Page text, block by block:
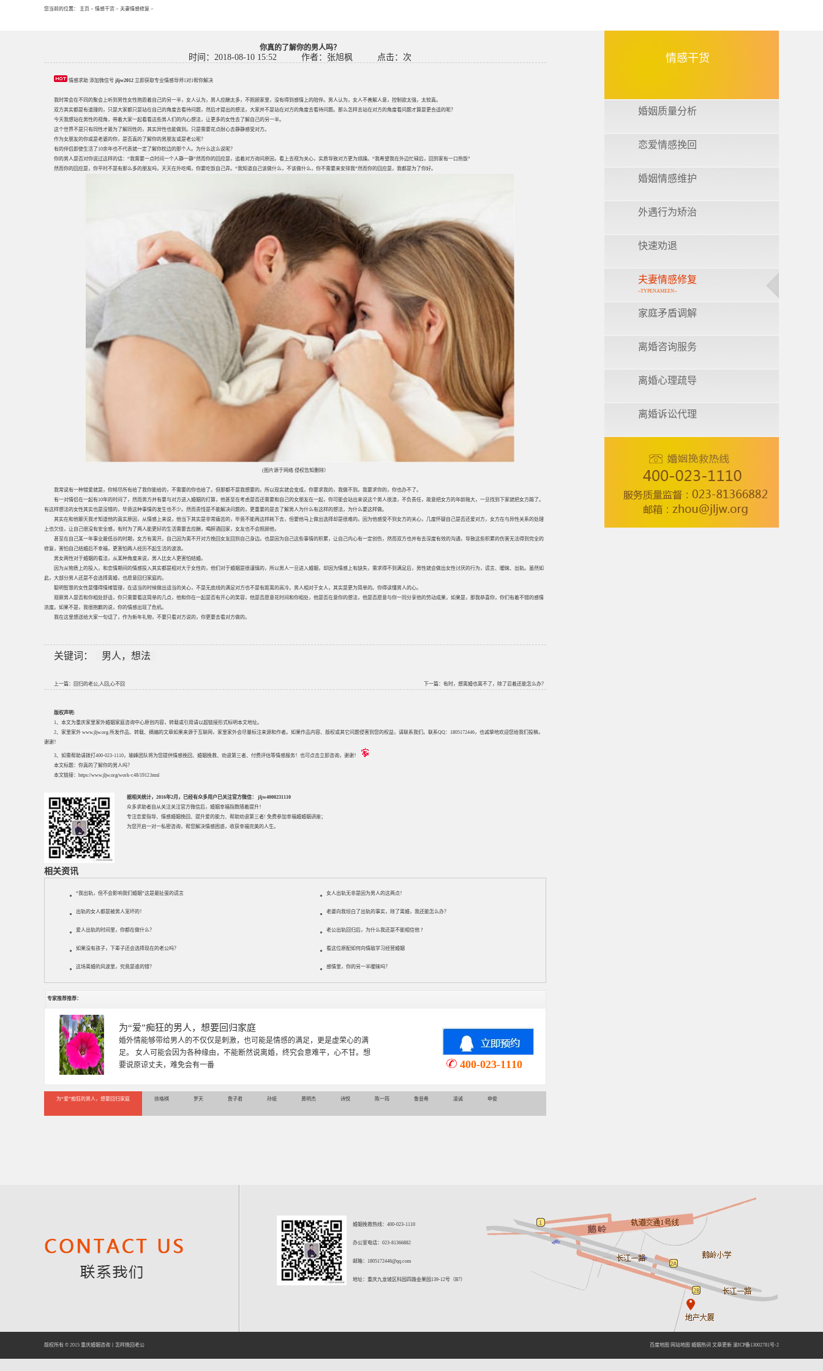
您当前的位置： 主页 > 情感干货 > 夫妻情感修复 >
你真的了解你的男人吗？
时间：2018-08-10 15:52 作者：张旭枫 点击： 次
情感求助 添加微信号 jljw2012 立即获取专业情感导师1对1帮你解决
我时常会在不同的聚会上听到男性女性抱怨着自己的另一半，女人认为，男人应酬太多，不照顾家里，没有得到感情上的陪伴。男人认为，女人不善解人意，控制欲太强，太较真。
双方其实都是有道理的，只是大家都只是站在自己的角度去看待问题，然后才提出的想法，大家并不是站在对方的角度去看待问题。那么怎样去站在对方的角度看问题才算是更合适的呢？
今天我想站在男性的视角，带着大家一起看看这些男人们的内心想法，让更多的女性去了解自己的另一半。
这个世界不是只有同性才最为了解同性的，其实异性也能做到。只是需要花点耐心去静静感受对方。
作为女朋友的你或是老婆的你，是否真的了解你的男朋友或是老公呢？
有的伴侣即使生活了10余年也不代表就一定了解你枕边的那个人。为什么这么说呢？
你的男人是否对你说过这样的话：“我需要一点时间一个人静一静”然而你的回应是，追着对方询问原因，看上去视为关心，实质导致对方更为烦躁。“我希望我在外边忙碌后，回到家有一口热饭”
然而你的回应是，你平时不是有那么多的朋友吗，天天在外吃喝，你要吃饭自己弄。“我知道自己该做什么，不该做什么，你不需要来安排我”然而你的回应是，我都是为了你好。
(图片源于网络 侵权告知删除）
我常说有一种错爱就是，你倾尽所有给了我你能给的，不需要的你也给了。但那都不是我想要的。所以现实就会变成，你要求我的，我做不到。我要求你的，你也办不了。
有一对情侣在一起有10年的时间了，然而男方并有要与对方进入婚姻的打算，他甚至在考虑是否还需要和自己的女朋友在一起，你可能会站出来说这个男人很渣，不负责任，故意把女方的年龄拖大，一旦找到下家就把女方踢了。
有这样想法的女性其实也是没错的，毕竟这种事情的发生也不少。然而责怪是不能解决问题的，更重要的是去了解男人为什么有这样的想法，为什么要这样做。
其实在和他聊天我才知道他的真实原因，从情感上来说，他当下其实是非常痛苦的，毕竟不能再这样耗下去，但要他马上做出选择却是很难的。因为他感受不到女方的关心，几度怀疑自己是否还爱对方，女方在与异性关系的处理
上也欠佳，让自己很没有安全感，有时为了两人能更好的生活需要去应酬，喝醉酒回家，女友也不会照顾他，
甚至在自己某一年事业最低谷的时期，女方有离开。自己因为离不开对方挽回女友回到自己身边。也是因为自己这些事情的积累，让自己内心有一定创伤，然而双方也并有去深度有效的沟通，导致这些积累的伤害无法得到完全的
修复，害怕自己结婚后不幸福，更害怕两人经历不起生活的波浪。
男女两性对于婚姻的看法，从某种角度来说，男人比女人更害怕结婚。
因为从物质上的投入，和恋情期间的情感投入其实都是相对大于女性的，他们对于婚姻是很谨慎的，所以男人一旦进入婚姻，却因为情感上有缺失，需求得不到满足后，男性就会做出女性讨厌的行为，谎言、暧昧、出轨。虽然如
此，大部分男人还是不会选择离婚，也愿意回归家庭的。
聪明智慧的女性是懂得情绪管理，在适当的时候做出适当的关心，不是无底线的满足对方也不是有距离的高冷。男人相对于女人，其实是更为简单的。你得读懂男人的心。
观察男人是否和你相处舒适，你只需要看这简单的几点，他和你在一起是否有开心的笑容，他是否愿意花时间和你相处，他是否在意你的想法，他是否愿意与你一同分享他的劳动成果，如果是，那我恭喜你，你们有着不错的感情
浓度。如果不是，我很抱歉的说，你的情感出现了危机。
我在这里想送给大家一句话了，作为新年礼物，不要只看对方说的，你更要去看对方做的。
关键词： 男人，想法
上一篇： 回归的老公,人回,心不回 下一篇： 有时，想离婚也离不了，除了忍着还能怎么办？
版权声明:
1、本文为重庆家里家外婚姻家庭咨询中心原创内容，转载或引用请以超链接形式标明本文地址。
2、家里家外 www.jljw.org 所发作品、转载、摘编的文章如果来源于互联网，家里家外会尽量标注来源和作者。如果作品内容、版权或其它问题侵害到您的权益，请联系我们。联系QQ：1805172446，也诚挚地欢迎您给我们投稿，
谢谢！
3、如需帮助请拨打400-023-1110，瑜峰团队将为您提供情感挽回、婚姻挽救、劝退第三者、付费评估等情感服务！也可点击立即咨询，谢谢！
本文标题： 你真的了解你的男人吗？
本文链接： https://www.jljw.org/work-c48/1912.html
据相关统计，2016年2月，已经有众多用户已关注官方微信： jljw4000231110
众多求助者自从关注关注官方微信后，婚姻幸福指数随着提升！
专注恋爱指导、 情感婚姻挽回 、提升爱的能力、帮助劝退第三者! 免费参加幸福婚婚姻讲座；
为您开启一对一私密咨询，帮您解决情感困惑，收获幸福完美的人生。
相关资讯
“我出轨，但不会影响我们婚姻”这是最扯蛋的谎言 女人出轨无非是因为男人的这两点！
出轨的女人都是被男人宠坏的！ 老婆向我坦白了出轨的事实，除了离婚，我还能怎么办？
爱人出轨的时间里，你都在做什么？ 老公出轨回归后，为什么我还是不能相信他 ?
如果没有孩子，下辈子还会选择现在的老公吗？ 看这位原配如何向情敌学习经营婚姻
这场离婚的风波里，究竟是谁的错？ 感情里，你的另一半暧昧吗？
专家推荐推荐：
徐珞棋
徐珞棋，婚姻家庭咨询师，毕业于重庆师范大学心理学专业，从事婚姻情感咨询
多年，对婚姻情感分析、恋爱择偶、夫妻关系，情感挽回、家庭关系等咨询超过
千小时，积累了丰富的咨
400-023-1110
为“爱”痴狂的男人，想要回归家庭 徐珞棋 罗天 詹子君 孙娅 黄明杰 诗悦 陈一筠 鲁芸希 凌诚 申俊
情感干货
婚姻质量分析
恋爱情感挽回
婚姻情感维护
外遇行为矫治
快速劝退
夫妻情感修复
~TYPENAMEEN~
家庭矛盾调解
离婚咨询服务
离婚心理疏导
离婚诉讼代理
婚姻挽救热线：400-023-1110
办公室电话：023-81366882
邮箱： 1805172446@qq.com
地址：重庆九龙坡区科园四路金果园139-12号（B7）
版权所有 © 2015 重庆婚姻咨询 怎样挽回老公 百度地图 网站地图 婚姻热词 文章更新 渝ICP备13002781号-2